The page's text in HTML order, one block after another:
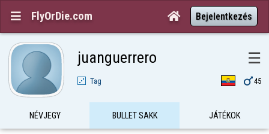
 FlyOrDie.com  Bejelentkezés
juanguerrero ☰
Tag 45
NÉVJEGY BULLET SAKK JÁTÉKOK